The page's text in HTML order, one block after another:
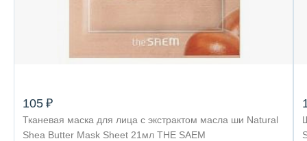
105 ₽
Тканевая маска для лица с экстрактом масла ши Natural
Shea Butter Mask Sheet 21мл THE SAEM